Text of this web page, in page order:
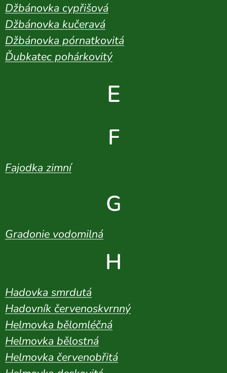
Džbánovka cypřišová
Džbánovka kučeravá
Džbánovka pórnatkovitá
Ďubkatec pohárkovitý
E
F
Fajodka zimní
G
Gradonie vodomilná
H
Hadovka smrdutá
Hadovník červenoskvrnný
Helmovka bělomléčná
Helmovka bělostná
Helmovka červenobřitá